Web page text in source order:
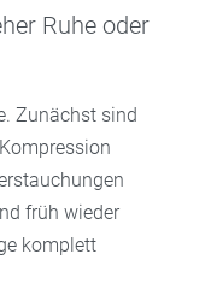
Ruhe oder
Zunächst sind
früh wieder
komplett